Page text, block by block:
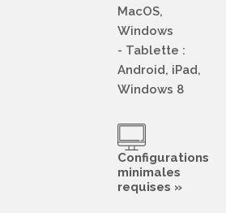
MacOS,
Windows
- Tablette :
Android, iPad,
Windows 8
Configurations
minimales
requises »